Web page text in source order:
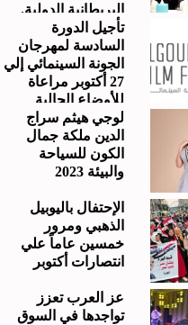
البريطانية الدولية.
تأجيل الدورة
السادسة لمهرجان
الجونة السينمائي إلي
27 أكتوبر مراعاة
للأوضاع الحالية
لوجي هيثم سراج
الدين ملكة جمال
الكون للسياحة
والبيئة 2023
الإحتفال باليوبيل
الذهبي ومرور
خمسين عاماً علي
انتصارات أكتوبر
عز العرب تعزز
تواجدها في السوق